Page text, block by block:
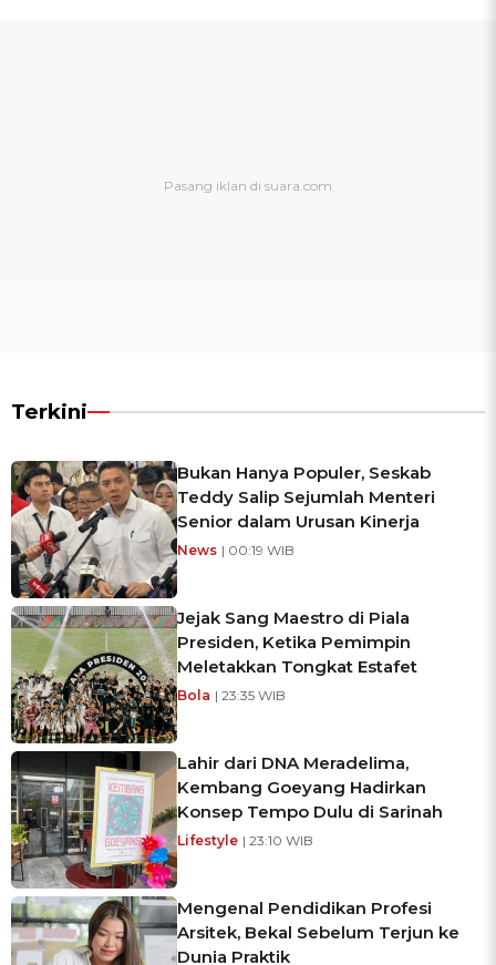
Terkini
Bukan Hanya Populer, Seskab
Teddy Salip Sejumlah Menteri
Senior dalam Urusan Kinerja
News | 00:19 WIB
Jejak Sang Maestro di Piala
Presiden, Ketika Pemimpin
Meletakkan Tongkat Estafet
Bola | 23:35 WIB
Lahir dari DNA Meradelima,
Kembang Goeyang Hadirkan
Konsep Tempo Dulu di Sarinah
Lifestyle | 23:10 WIB
Mengenal Pendidikan Profesi
Arsitek, Bekal Sebelum Terjun ke
Dunia Praktik